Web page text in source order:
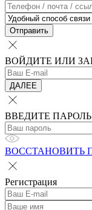
Отправить
ВОЙДИТЕ ИЛИ
ДАЛЕЕ
ВВЕДИТЕ ПАРОЛЬ
ВОССТАНОВИТЬ
Регистрация